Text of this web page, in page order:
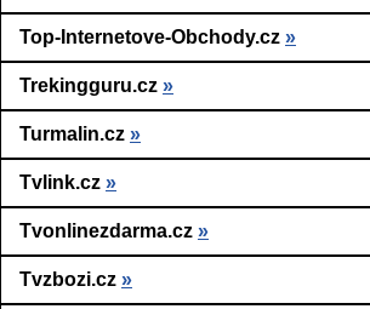
Top-Internetove-Obchody.cz »
Trekingguru.cz »
Turmalin.cz »
Tvlink.cz »
Tvonlinezdarma.cz »
Tvzbozi.cz »